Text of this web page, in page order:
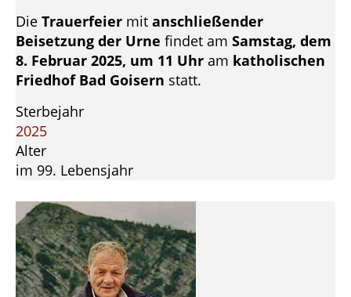
Die Trauerfeier mit anschließender
Beisetzung der Urne findet am Samstag, dem
8. Februar 2025, um 11 Uhr am katholischen
Friedhof Bad Goisern statt.
Sterbejahr
2025
Alter
im 99. Lebensjahr